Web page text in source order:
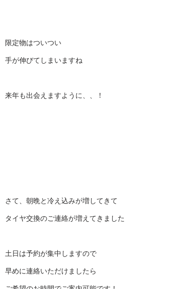
限定物はついつい
手が伸びてしまいますね
来年も出会えますように、、！
さて、朝晩と冷え込みが増してきて
タイヤ交換のご連絡が増えてきました
土日は予約が集中しますので
早めに連絡いただけましたら